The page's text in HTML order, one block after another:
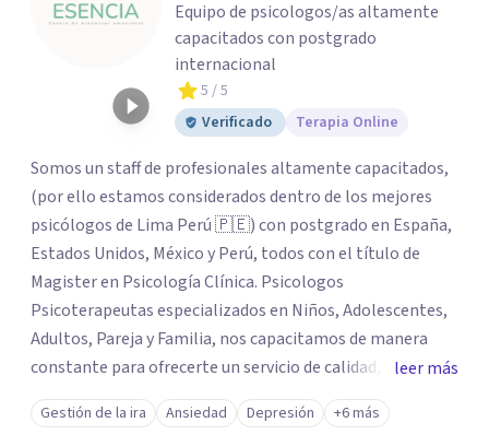
Equipo de psicologos/as altamente
capacitados con postgrado
internacional
5 / 5
Verificado
Terapia Online
Somos un staff de profesionales altamente capacitados,
(por ello estamos considerados dentro de los mejores
psicólogos de Lima Perú 🇵🇪) con postgrado en España,
Estados Unidos, México y Perú, todos con el título de
Magister en Psicología Clínica. Psicologos
Psicoterapeutas especializados en Niños, Adolescentes,
Adultos, Pareja y Familia, nos capacitamos de manera
constante para ofrecerte un servicio de calidad, todo el
equipo se esfuerza mucho por brindarte el apoyo que
tanto necesitas, acompañarte desde el lado humano y
leer más
Gestión de la ira Ansiedad Depresión +6 más